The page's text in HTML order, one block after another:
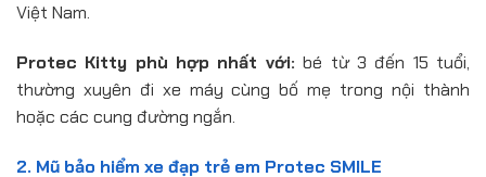
Việt Nam.
Protec Kitty phù hợp nhất với: bé từ 3 đến 15 tuổi,
thường xuyên đi xe máy cùng bố mẹ trong nội thành
hoặc các cung đường ngắn.
2. Mũ bảo hiểm xe đạp trẻ em Protec SMILE